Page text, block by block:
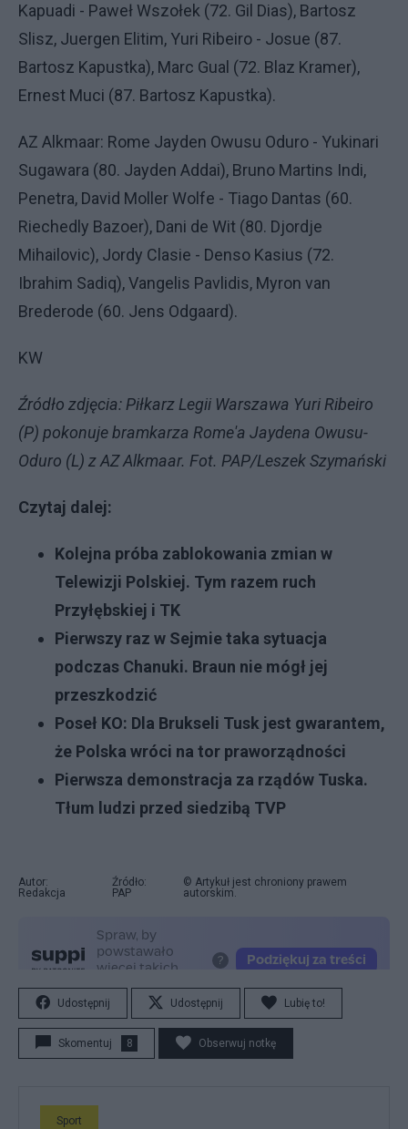
Kapuadi - Paweł Wszołek (72. Gil Dias), Bartosz
Slisz, Juergen Elitim, Yuri Ribeiro - Josue (87.
Bartosz Kapustka), Marc Gual (72. Blaz Kramer),
Ernest Muci (87. Bartosz Kapustka).
AZ Alkmaar: Rome Jayden Owusu Oduro - Yukinari
Sugawara (80. Jayden Addai), Bruno Martins Indi,
Penetra, David Moller Wolfe - Tiago Dantas (60.
Riechedly Bazoer), Dani de Wit (80. Djordje
Mihailovic), Jordy Clasie - Denso Kasius (72.
Ibrahim Sadiq), Vangelis Pavlidis, Myron van
Brederode (60. Jens Odgaard).
KW
Źródło zdjęcia: Piłkarz Legii Warszawa Yuri Ribeiro
(P) pokonuje bramkarza Rome'a Jaydena Owusu-
Oduro (L) z AZ Alkmaar. Fot. PAP/Leszek Szymański
Czytaj dalej:
Kolejna próba zablokowania zmian w
Telewizji Polskiej. Tym razem ruch
Przyłębskiej i TK
Pierwszy raz w Sejmie taka sytuacja
podczas Chanuki. Braun nie mógł jej
przeszkodzić
Poseł KO: Dla Brukseli Tusk jest gwarantem,
że Polska wróci na tor praworządności
Pierwsza demonstracja za rządów Tuska.
Tłum ludzi przed siedzibą TVP
Autor:
Redakcja
Źródło:
PAP
© Artykuł jest chroniony prawem
autorskim.
Udostępnij Udostępnij Lubię to!
Skomentuj 8 Obserwuj notkę
Sport